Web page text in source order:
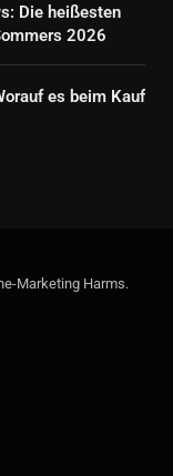
Die heißesten
2026
es beim Kauf
Marketing Harms.